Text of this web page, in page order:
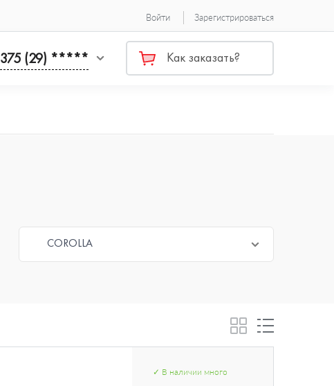
Войти Зарегистрироваться
375 (29) ***** Как заказать?
COROLLA
✓ В наличии много